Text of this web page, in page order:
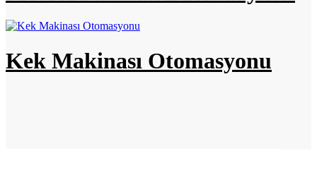
Kek Makinası Otomasyonu